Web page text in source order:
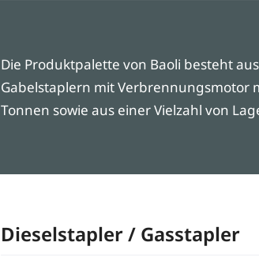
Die Produktpalette von Baoli besteht
Gabelstaplern mit Verbrennungsmotor
Tonnen sowie aus einer Vielzahl von
Dieselstapler / Gasstapler